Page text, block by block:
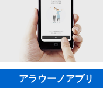
アラウーノアプリ